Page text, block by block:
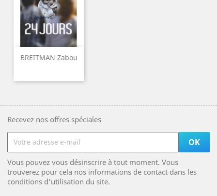
BREITMAN Zabou
Recevez nos offres spéciales
Vous pouvez vous désinscrire à tout moment. Vous
trouverez pour cela nos informations de contact dans les
conditions d'utilisation du site.